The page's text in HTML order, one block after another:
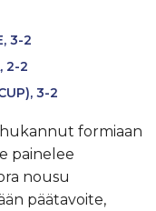
3-2
2-2
3-2
formiaan
painelee
nousu
päätavoite,